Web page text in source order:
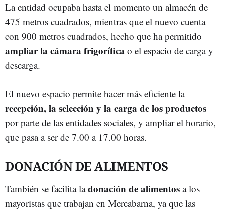
La entidad ocupaba hasta el momento un almacén de
475 metros cuadrados, mientras que el nuevo cuenta
con 900 metros cuadrados, hecho que ha permitido
ampliar la cámara frigorífica o el espacio de carga y
descarga.
El nuevo espacio permite hacer más eficiente la
recepción, la selección y la carga de los productos
por parte de las entidades sociales, y ampliar el horario,
que pasa a ser de 7.00 a 17.00 horas.
DONACIÓN DE ALIMENTOS
También se facilita ladonación de alimentos a los
mayoristas que trabajan en Mercabarna, ya que las